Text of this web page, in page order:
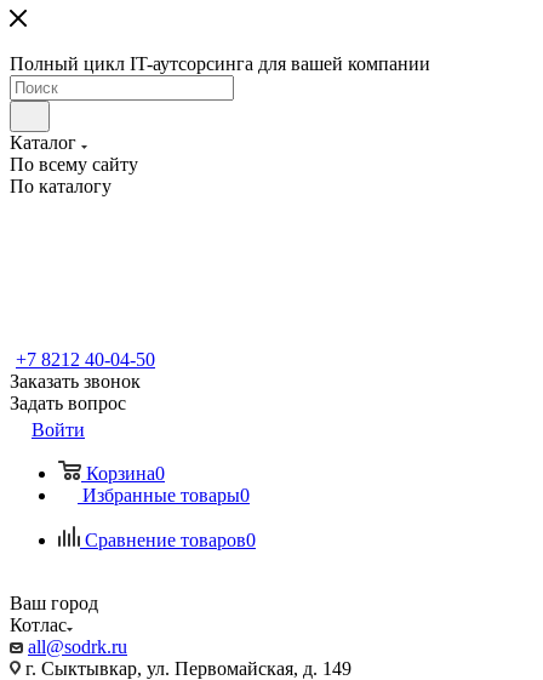
Полный цикл IT-аутсорсинга для вашей компании
Каталог
По всему сайту
По каталогу
+7 8212 40-04-50
Заказать звонок
Задать вопрос
Войти
Корзина0
Избранные товары0
Сравнение товаров0
Ваш город
Котлас
all@sodrk.ru
г. Сыктывкар, ул. Первомайская, д. 149